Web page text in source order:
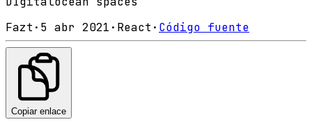
Fazt · 5 abr 2021 · React · Código fuente
Copiar enlace